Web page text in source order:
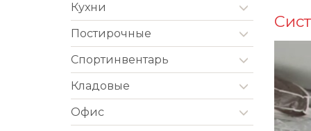
Кухни
Постирочные
Cпортинвентарь
Кладовые
Офис